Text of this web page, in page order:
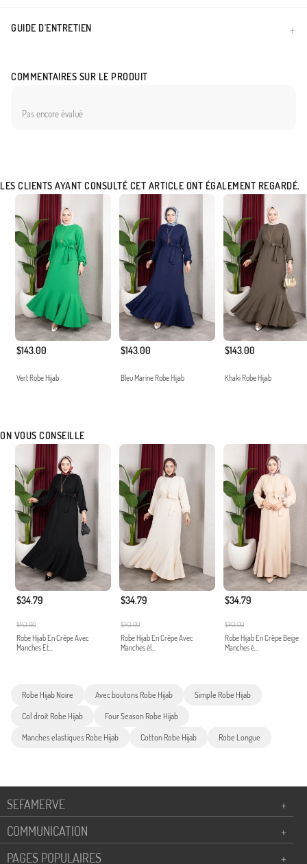
GUIDE D'ENTRETIEN
COMMENTAIRES SUR LE PRODUIT
Pas encore évalué
LES CLIENTS AYANT CONSULTÉ CET ARTICLE ONT ÉGALEMENT REGARDÉ.
$143.00
Vert Robe Hijab
$143.00
Bleu Marine Robe Hijab
$143.00
Khaki Robe Hijab
ON VOUS CONSEILLE
$34.79
$143.00
Robe Hijab En Crêpe Avec
Manches Et...
$34.79
$143.00
Robe Hijab En Crêpe Avec
Manches él...
$34.79
$143.00
Robe Hijab En Crêpe Beige
Manches é...
Robe Hijab Noire Avec boutons Robe Hijab Simple Robe Hijab
Col droit Robe Hijab Four Season Robe Hijab
Manches elastiques Robe Hijab Cotton Robe Hijab Robe Longue
SEFAMERVE
+
COMMUNICATION
+
PAGES POPULAIRES
+